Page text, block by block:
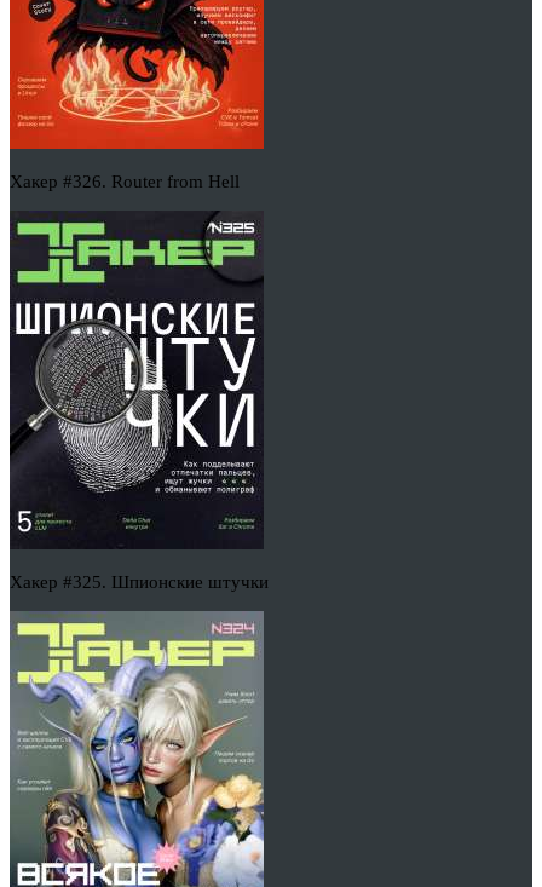
Хакер #326. Router from Hell
Хакер #325. Шпионские штучки